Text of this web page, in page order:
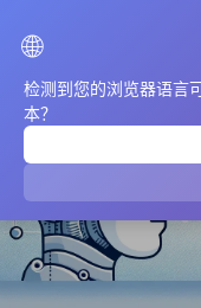
🌐
检测到您的浏览器语言
本？
AI